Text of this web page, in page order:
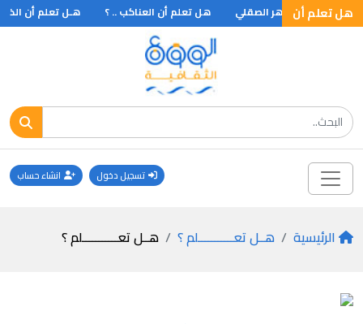
هل تعلم أن
وقد بناه جوهر الصقلي هل تعلم أن العناكب .. ؟ هـل تعلم أن
تسجيل دخول انشاء حساب
الرئيسية هــل تعـــــــــــلم ؟ هــل تعـــــــــــلم ؟